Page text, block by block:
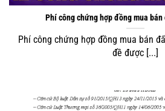
Hợp đồng mua bán đất
trong giao dịch
Trước khi đi sâu vào chi tiết, bạn
mua bán đất** là gì, bản chất pháp
sang tên, đăng ký biến động quyền
Phí công chứng hợp đồng mua
Phí công chứng hợp đồng mua bán
đề được [...]